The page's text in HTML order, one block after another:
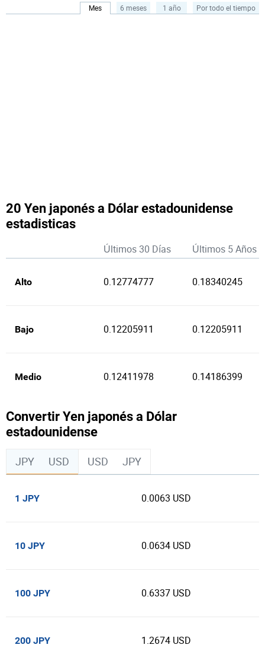
Mes 6 meses 1 año Por todo el tiempo
20 Yen japonés a Dólar estadounidense
estadisticas
Últimos 30 Días Últimos 5 Años
Alto 0.12774777 0.18340245
Bajo 0.12205911 0.12205911
Medio 0.12411978 0.14186399
Convertir Yen japonés a Dólar
estadounidense
JPY USD USD JPY
1 JPY 0.0063 USD
10 JPY 0.0634 USD
100 JPY 0.6337 USD
200 JPY 1.2674 USD